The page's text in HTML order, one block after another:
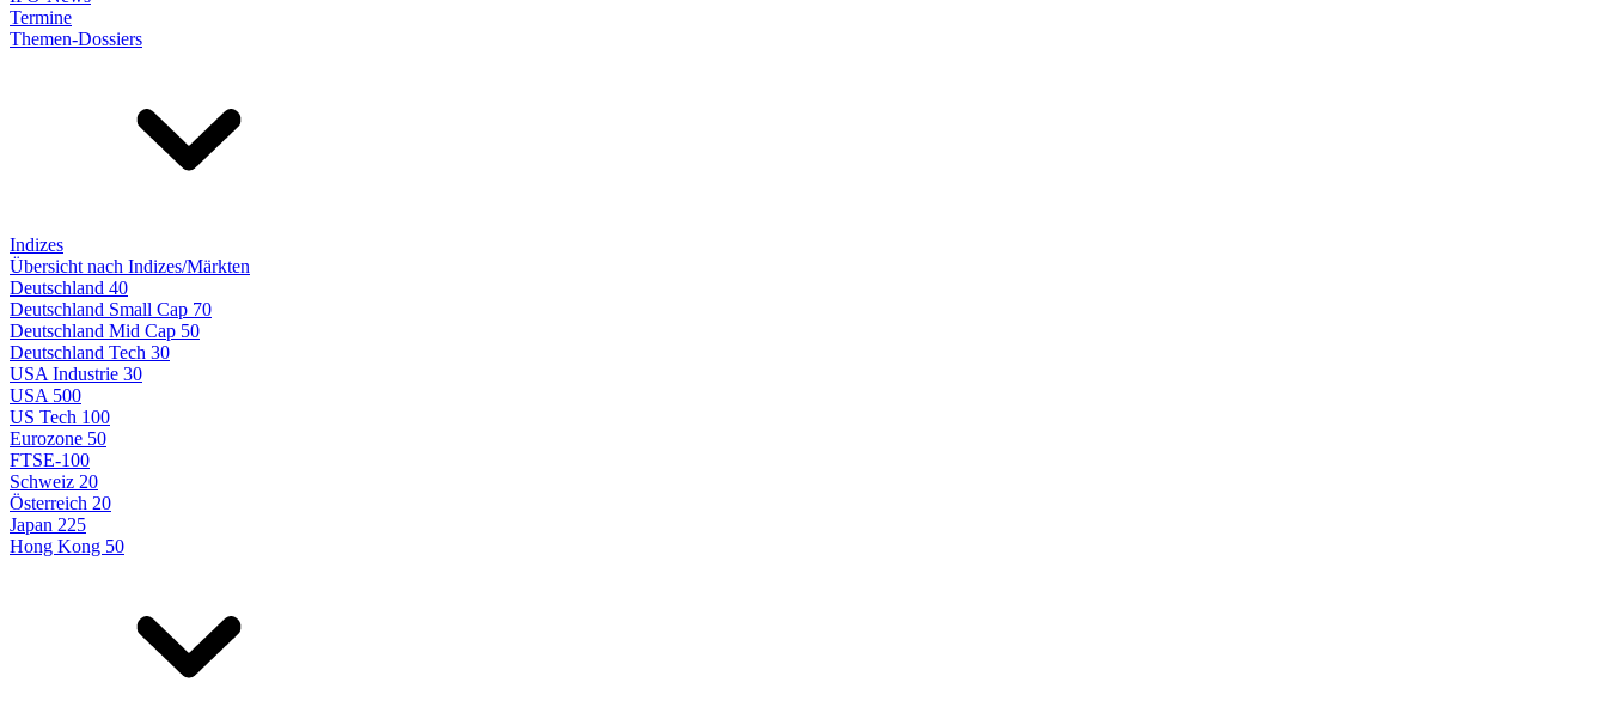
Termine
Themen-Dossiers
Indizes
Übersicht nach Indizes/Märkten
Deutschland 40
Deutschland Small Cap 70
Deutschland Mid Cap 50
Deutschland Tech 30
USA Industrie 30
USA 500
US Tech 100
Eurozone 50
FTSE-100
Schweiz 20
Österreich 20
Japan 225
Hong Kong 50